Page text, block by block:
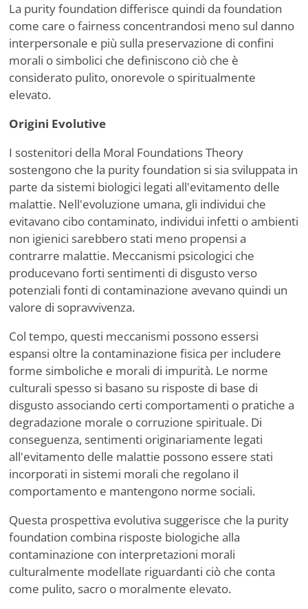
La purity foundation differisce quindi da foundation
come care o fairness concentrandosi meno sul danno
interpersonale e più sulla preservazione di confini
morali o simbolici che definiscono ciò che è
considerato pulito, onorevole o spiritualmente
elevato.
Origini Evolutive
I sostenitori della Moral Foundations Theory
sostengono che la purity foundation si sia sviluppata in
parte da sistemi biologici legati all'evitamento delle
malattie. Nell'evoluzione umana, gli individui che
evitavano cibo contaminato, individui infetti o ambienti
non igienici sarebbero stati meno propensi a
contrarre malattie. Meccanismi psicologici che
producevano forti sentimenti di disgusto verso
potenziali fonti di contaminazione avevano quindi un
valore di sopravvivenza.
Col tempo, questi meccanismi possono essersi
espansi oltre la contaminazione fisica per includere
forme simboliche e morali di impurità. Le norme
culturali spesso si basano su risposte di base di
disgusto associando certi comportamenti o pratiche a
degradazione morale o corruzione spirituale. Di
conseguenza, sentimenti originariamente legati
all'evitamento delle malattie possono essere stati
incorporati in sistemi morali che regolano il
comportamento e mantengono norme sociali.
Questa prospettiva evolutiva suggerisce che la purity
foundation combina risposte biologiche alla
contaminazione con interpretazioni morali
culturalmente modellate riguardanti ciò che conta
come pulito, sacro o moralmente elevato.